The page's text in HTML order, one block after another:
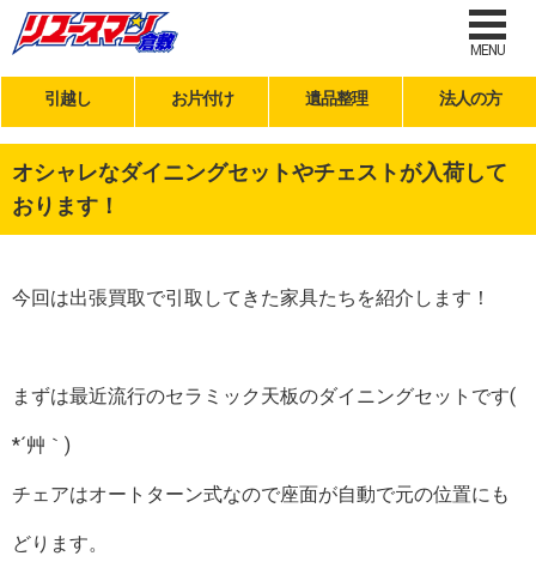
MENU
引越し お片付け 遺品整理 法人の方
オシャレなダイニングセットやチェストが入荷して
おります！
今回は出張買取で引取してきた家具たちを紹介します！
まずは最近流行のセラミック天板のダイニングセットです(
*´艸｀)
チェアはオートターン式なので座面が自動で元の位置にも
どります。